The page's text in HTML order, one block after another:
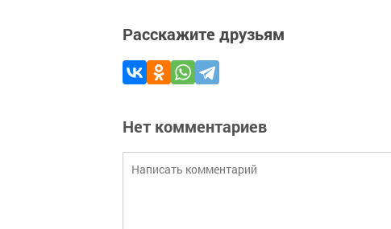
Расскажите друзьям
Нет комментариев